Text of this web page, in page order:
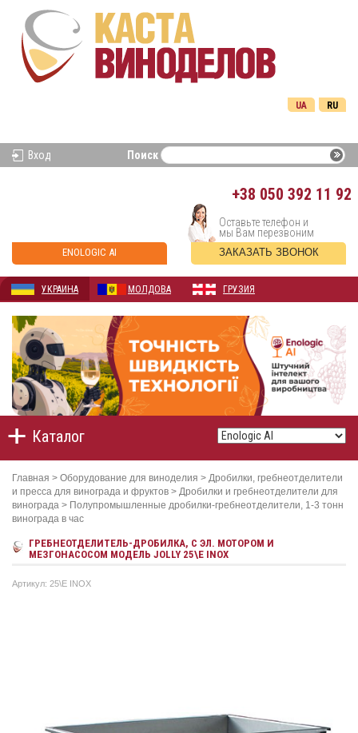
RU
UA
Вход Поиск
+38 050 392 11 92
ENOLOGIC AI
Оставьте телефон и
мы Вам перезвоним
ЗАКАЗАТЬ ЗВОНОК
УКРАИНА МОЛДОВА ГРУЗИЯ
Каталог
Главная > Оборудование для виноделия > Дробилки, гребнеотделители
и пресса для винограда и фруктов > Дробилки и гребнеотделители для
винограда > Полупромышленные дробилки-гребнеотделители, 1-3 тонн
винограда в час
ГРЕБНЕОТДЕЛИТЕЛЬ-ДРОБИЛКА, С ЭЛ. МОТОРОМ И
МЕЗГОНАСОСОМ МОДЕЛЬ JOLLY 25\E INOX
Артикул: 25\E INOX